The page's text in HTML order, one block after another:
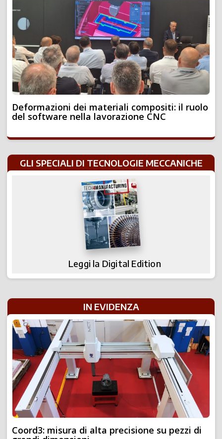
Deformazioni dei materiali compositi: il ruolo
del software nella lavorazione CNC
GLI SPECIALI DI TECNOLOGIE MECCANICHE
Leggi la Digital Edition
IN EVIDENZA
Coord3: misura di alta precisione su pezzi di